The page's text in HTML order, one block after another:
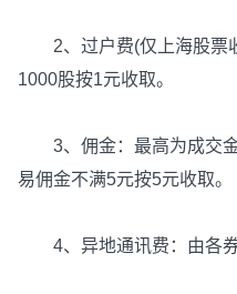
2、过户费(仅上海股票
1000股按1元收取。
3、佣金：最高为成交金
易佣金不满5元按5元收取。
4、异地通讯费：由各券